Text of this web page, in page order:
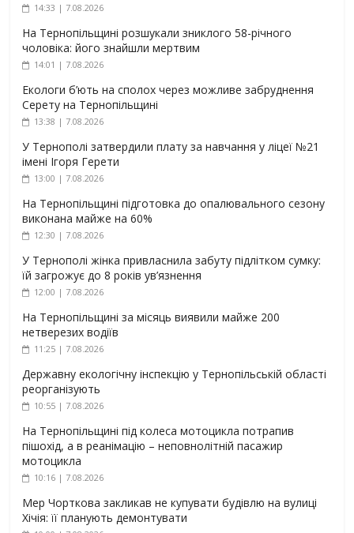
14:33 | 7.08.2026
На Тернопільщині розшукали зниклого 58-річного
чоловіка: його знайшли мертвим
14:01 | 7.08.2026
Екологи б’ють на сполох через можливе забруднення
Серету на Тернопільщині
13:38 | 7.08.2026
У Тернополі затвердили плату за навчання у ліцеї №21
імені Ігоря Герети
13:00 | 7.08.2026
На Тернопільщині підготовка до опалювального сезону
виконана майже на 60%
12:30 | 7.08.2026
У Тернополі жінка привласнила забуту підлітком сумку:
їй загрожує до 8 років ув’язнення
12:00 | 7.08.2026
На Тернопільщині за місяць виявили майже 200
нетверезих водіїв
11:25 | 7.08.2026
Державну екологічну інспекцію у Тернопільській області
реорганізують
10:55 | 7.08.2026
На Тернопільщині під колеса мотоцикла потрапив
пішохід, а в реанімацію – неповнолітній пасажир
мотоцикла
10:16 | 7.08.2026
Мер Чорткова закликав не купувати будівлю на вулиці
Хічія: її планують демонтувати